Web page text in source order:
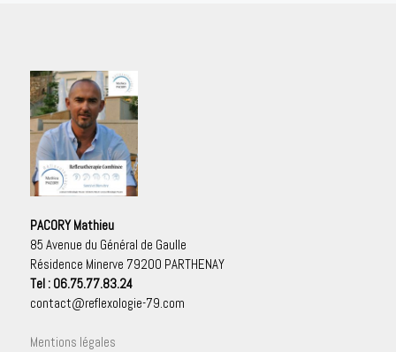
PACORY Mathieu
85 Avenue du Général de Gaulle
Résidence Minerve 79200 PARTHENAY
Tel : 06.75.77.83.24
contact@reflexologie-79.com
Mentions légales